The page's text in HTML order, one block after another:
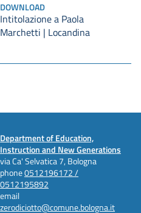
DOWNLOAD
Intitolazione a Paola
Marchetti | Locandina
Department of Education,
Instruction and New Generations
via Ca' Selvatica 7, Bologna
phone0512196172 /
0512195892
email
zerodiciotto@comune.bologna.it